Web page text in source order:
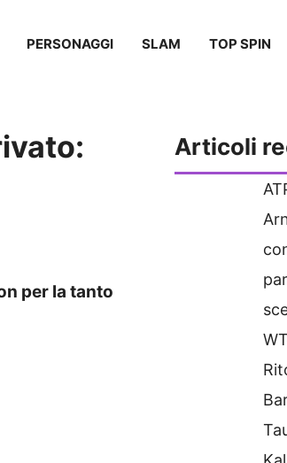
PERSONAGGI SLAM TOP SPIN
per la tanto
Articoli